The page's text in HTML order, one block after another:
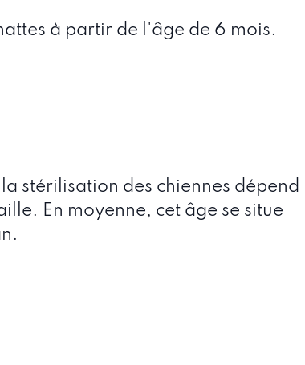
stérilisation des chiennes dépend
En moyenne, cet âge se situe
à partir de l'âge de 6 mois.